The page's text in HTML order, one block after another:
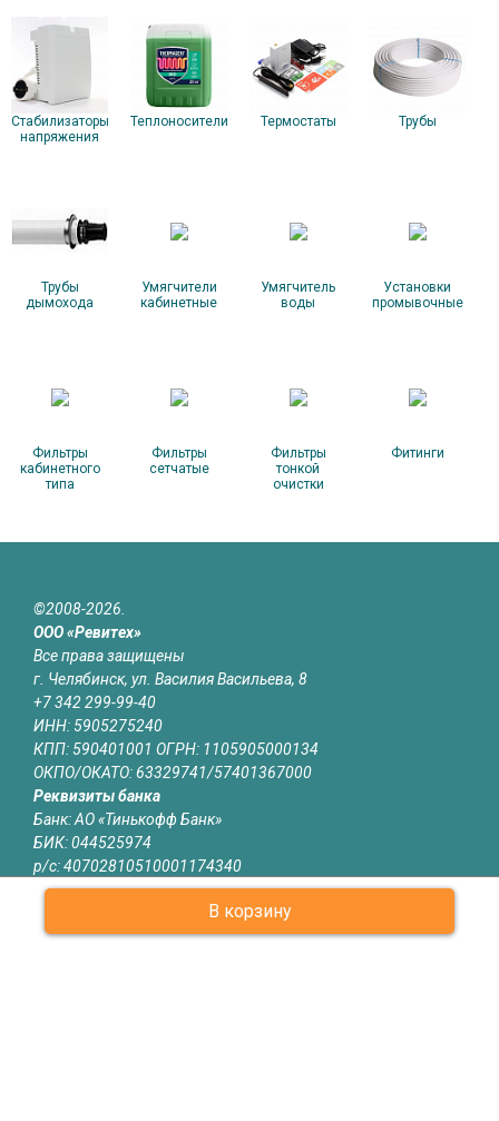
В корзину
Стабилизаторы
напряжения
Теплоносители Термостаты Трубы
Трубы
дымохода
Умягчители
кабинетные
Умягчитель
воды
Установки
промывочные
Фильтры
кабинетного
типа
Фильтры
сетчатые
Фильтры
тонкой
очистки
Фитинги
©2008-2026.
ООО «Ревитех»
Все права защищены
г. Челябинск, ул. Василия Васильева, 8
+7 342 299-99-40
ИНН: 5905275240
КПП: 590401001 ОГРН: 1105905000134
ОКПО/ОКАТО: 63329741/57401367000
Реквизиты банка
Банк: АО «Тинькофф Банк»
БИК: 044525974
р/с: 40702810510001174340
к/с: 30101810145250000974
Юридическая информация
Информация на сайте chelyabinsk.revitech.ru не является